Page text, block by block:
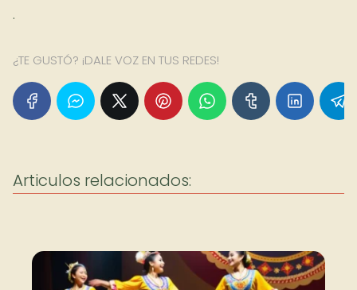
.
¿TE GUSTÓ? ¡DALE VOZ EN TUS REDES!
Articulos relacionados: